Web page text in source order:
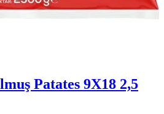
Patates 9X18 2,5